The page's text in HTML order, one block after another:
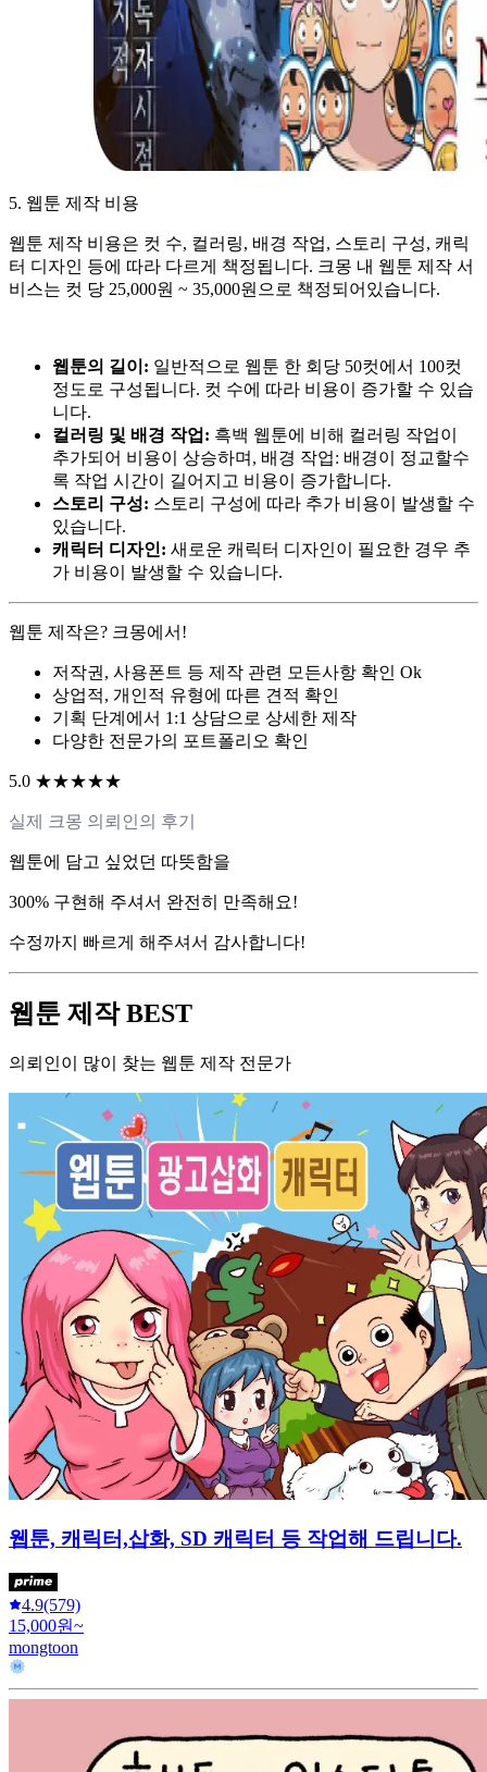
5. 웹툰 제작 비용
웹툰 제작 비용은 컷 수, 컬러링, 배경 작업, 스토리 구성, 캐릭
터 디자인 등에 따라 다르게 책정됩니다. 크몽 내 웹툰 제작 서
비스는 컷 당 25,000원 ~ 35,000원으로 책정되어있습니다.
웹툰의 길이: 일반적으로 웹툰 한 회당 50컷에서 100컷
정도로 구성됩니다. 컷 수에 따라 비용이 증가할 수 있습
니다.
컬러링 및 배경 작업: 흑백 웹툰에 비해 컬러링 작업이
추가되어 비용이 상승하며, 배경 작업: 배경이 정교할수
록 작업 시간이 길어지고 비용이 증가합니다.
스토리 구성: 스토리 구성에 따라 추가 비용이 발생할 수
있습니다.
캐릭터 디자인: 새로운 캐릭터 디자인이 필요한 경우 추
가 비용이 발생할 수 있습니다.
웹툰 제작은? 크몽에서!
저작권, 사용폰트 등 제작 관련 모든사항 확인 Ok
상업적, 개인적 유형에 따른 견적 확인
기획 단계에서 1:1 상담으로 상세한 제작
다양한 전문가의 포트폴리오 확인
5.0 ★★★★★
실제 크몽 의뢰인의 후기
웹툰에 담고 싶었던 따뜻함을
300% 구현해 주셔서 완전히 만족해요!
수정까지 빠르게 해주셔서 감사합니다!
웹툰 제작 BEST
의뢰인이 많이 찾는 웹툰 제작 전문가
웹툰, 캐릭터,삽화, SD 캐릭터 등 작업해 드립니다.
4.9(579)
15,000원~
mongtoon